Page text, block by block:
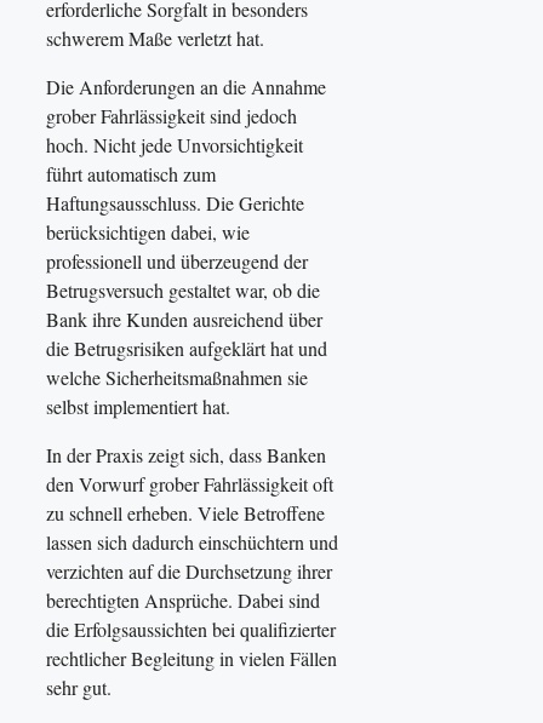
erforderliche Sorgfalt in besonders
schwerem Maße verletzt hat.
Die Anforderungen an die Annahme
grober Fahrlässigkeit sind jedoch
hoch. Nicht jede Unvorsichtigkeit
führt automatisch zum
Haftungsausschluss. Die Gerichte
berücksichtigen dabei, wie
professionell und überzeugend der
Betrugsversuch gestaltet war, ob die
Bank ihre Kunden ausreichend über
die Betrugsrisiken aufgeklärt hat und
welche Sicherheitsmaßnahmen sie
selbst implementiert hat.
In der Praxis zeigt sich, dass Banken
den Vorwurf grober Fahrlässigkeit oft
zu schnell erheben. Viele Betroffene
lassen sich dadurch einschüchtern und
verzichten auf die Durchsetzung ihrer
berechtigten Ansprüche. Dabei sind
die Erfolgsaussichten bei qualifizierter
rechtlicher Begleitung in vielen Fällen
sehr gut.